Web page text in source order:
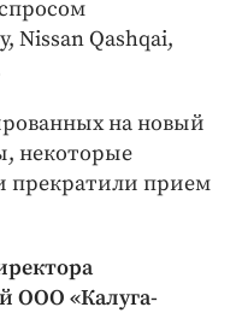
Nissan Qashqai,
на новый
некоторые
прекратили прием
ООО «Калуга-